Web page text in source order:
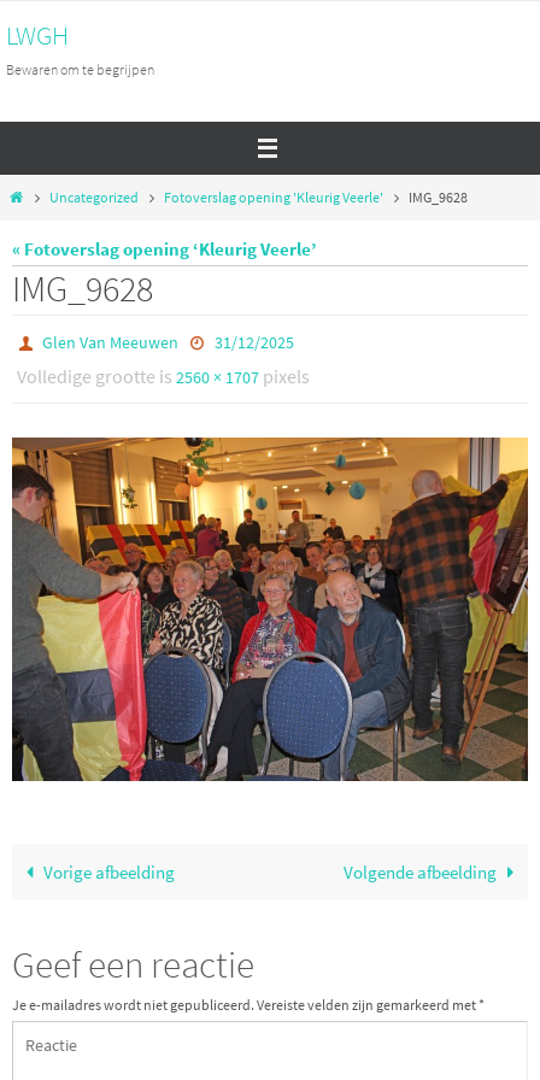
naar
de
LWGH
Bewaren om te begrijpen
HomeUncategorized Fotoverslag opening 'Kleurig Veerle' IMG_9628
« Fotoverslag opening ‘Kleurig Veerle’
IMG_9628
Glen Van Meeuwen 31/12/2025
Volledige grootte is 2560 × 1707 pixels
Vorige afbeelding Volgende afbeelding
Geef een reactie
Je e-mailadres wordt niet gepubliceerd. Vereiste velden zijn gemarkeerd met *